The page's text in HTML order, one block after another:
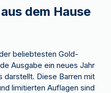
dem Hause
beliebtesten Gold-
Ausgabe ein neues Jahr
darstellt. Diese Barren mit
limitierten Auflagen sind